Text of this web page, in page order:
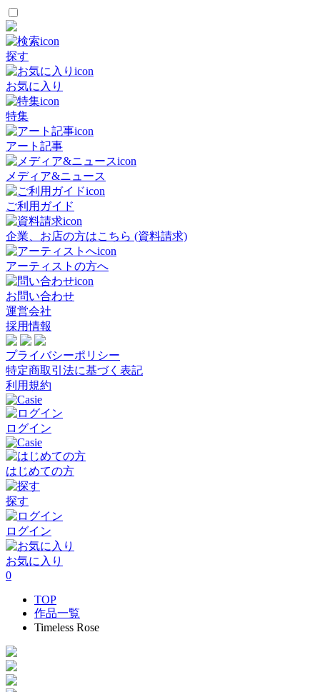
探す
お気に入り
特集
アート記事
メディア&ニュース
ご利用ガイド
企業、お店の方はこちら (資料請求)
アーティストの方へ
お問い合わせ
運営会社
採用情報
プライバシーポリシー
特定商取引法に基づく表記
利用規約
ログイン
はじめての方
探す
ログイン
お気に入り
0
TOP
作品一覧
Timeless Rose